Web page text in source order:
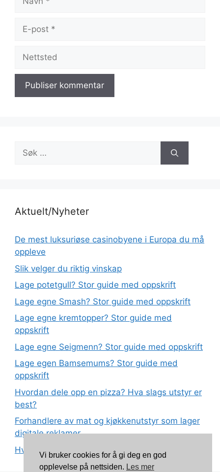
Nettsted
Søk
etter:
Aktuelt/Nyheter
De mest luksuriøse casinobyene i Europa du må
oppleve
Slik velger du riktig vinskap
Lage potetgull? Stor guide med oppskrift
Lage egne Smash? Stor guide med oppskrift
Lage egne kremtopper? Stor guide med
oppskrift
Lage egne Seigmenn? Stor guide med oppskrift
Lage egen Bamsemums? Stor guide med
oppskrift
Hvordan dele opp en pizza? Hva slags utstyr er
best?
Forhandlere av mat og kjøkkenutstyr som lager
digitale reklamer
Hva betyr det at plast har matkvalitet?
Vi bruker cookies for å gi deg en god
opplevelse på nettsiden. Les mer